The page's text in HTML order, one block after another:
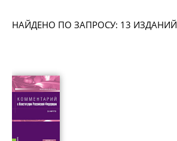
НАЙДЕНО ПО ЗАПРОСУ: 13 ИЗДАНИЙ